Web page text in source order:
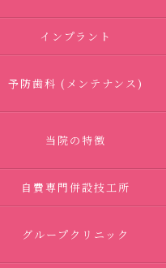
インプラント
予防歯科 (メンテナンス)
当院の特徴
自費専門併設技工所
グループクリニック